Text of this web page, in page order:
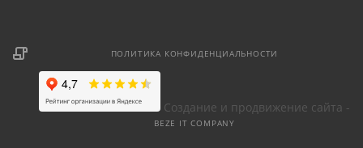
ПОЛИТИКА КОНФИДЕНЦИАЛЬНОСТИ
Создание и продвижение сайта -
BEZE IT COMPANY